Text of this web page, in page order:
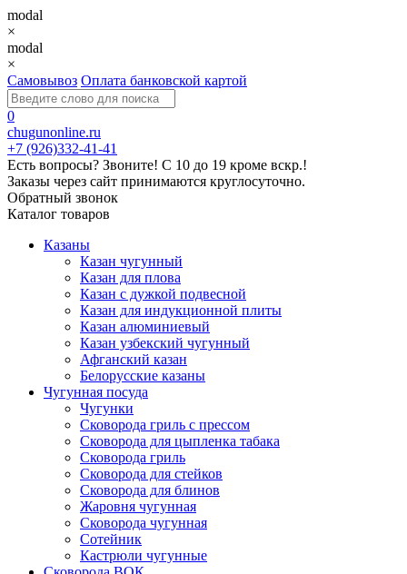
modal
×
modal
×
Самовывоз Оплата банковской картой
0
chugunonline.ru
+7 (926)332-41-41
Есть вопросы? Звоните! С 10 до 19 кроме вскр.!
Заказы через сайт принимаются круглосуточно.
Обратный звонок
Каталог товаров
Казаны
Казан чугунный
Казан для плова
Казан с дужкой подвесной
Казан для индукционной плиты
Казан алюминиевый
Казан узбекский чугунный
Афганский казан
Белорусские казаны
Чугунная посуда
Чугунки
Сковорода гриль с прессом
Сковорода для цыпленка табака
Сковорода гриль
Сковорода для стейков
Сковорода для блинов
Жаровня чугунная
Сковорода чугунная
Сотейник
Кастрюли чугунные